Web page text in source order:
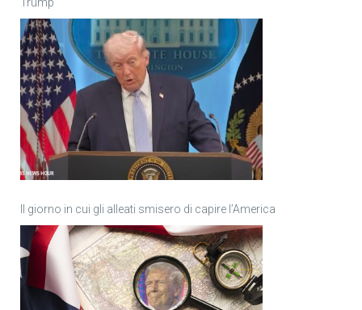
Il giorno in cui gli alleati smisero di capire l’America